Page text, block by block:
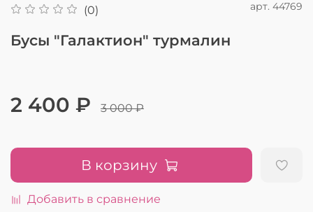
(0) арт. 44769
Бусы "Галактион" турмалин
2 400 ₽ 3 000 ₽
В корзину
Добавить в сравнение